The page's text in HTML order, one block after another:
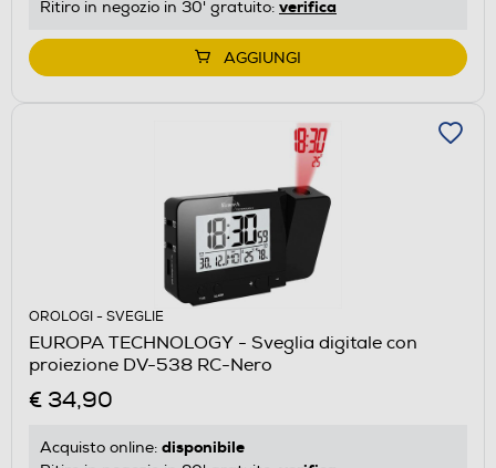
Ritiro in negozio in 30' gratuito: verifica
AGGIUNGI
OROLOGI - SVEGLIE
EUROPA TECHNOLOGY - Sveglia digitale con
proiezione DV-538 RC-Nero
€ 34,90
Acquisto online: disponibile